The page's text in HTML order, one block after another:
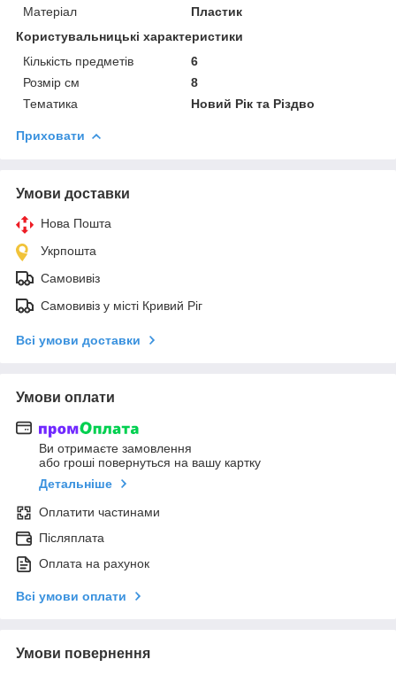
Матеріал
Пластик
Користувальницькі характеристики
Кількість предметів
6
Розмір см
8
Тематика
Новий Рік та Різдво
Приховати
Умови доставки
Нова Пошта
Укрпошта
Самовивіз
Самовивіз у місті Кривий Ріг
Всі умови доставки
Умови оплати
Ви отримаєте замовлення
або гроші повернуться на вашу картку
Детальніше
Оплатити частинами
Післяплата
Оплата на рахунок
Всі умови оплати
Умови повернення